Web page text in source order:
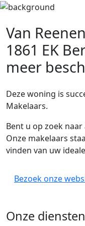
Van
1861 EK
meer
Deze woning is
Makelaars.
Bent u op zoek
Onze makelaars
vinden van uw
Bezoek onze
Onze diensten